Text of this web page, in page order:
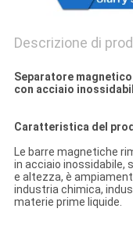
Descrizione di
Separatore
con acciaio
Caratteristica del
Le barre magnetiche
in acciaio inossidabile,
e altezza, è
industria chimica,
materie prime liquide.